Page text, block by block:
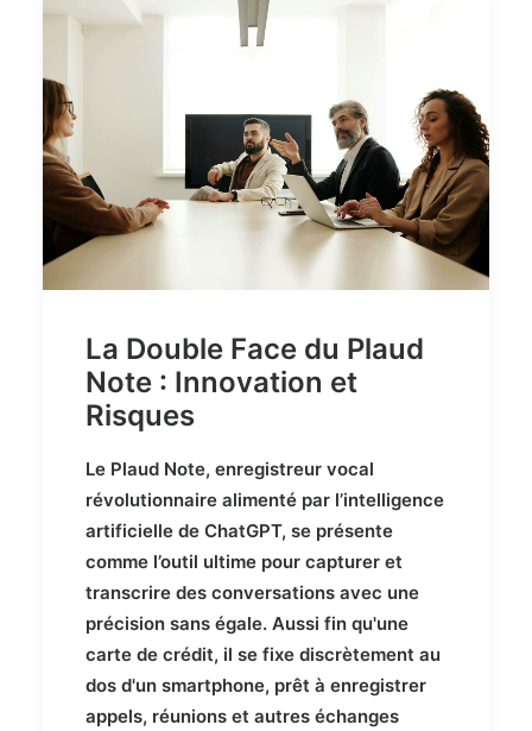
La Double Face du Plaud
Note : Innovation et
Risques
Le Plaud Note, enregistreur vocal
révolutionnaire alimenté par l’intelligence
artificielle de ChatGPT, se présente
comme l’outil ultime pour capturer et
transcrire des conversations avec une
précision sans égale. Aussi fin qu'une
carte de crédit, il se fixe discrètement au
dos d'un smartphone, prêt à enregistrer
appels, réunions et autres échanges